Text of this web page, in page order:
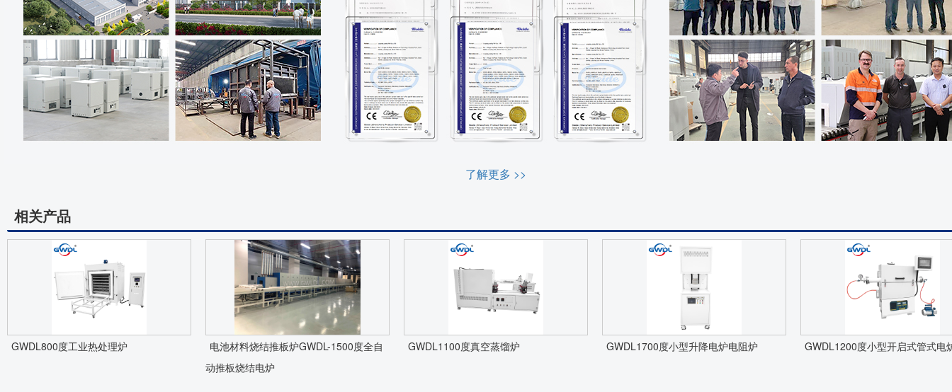
了解更多 >>
相关产品
GWDL800度工业热处理炉
电池材料烧结推板炉GWDL-1500度全自
动推板烧结电炉
GWDL1100度真空蒸馏炉 GWDL1700度小型升降电炉电阻炉 GWDL1200度小型开启式管式电